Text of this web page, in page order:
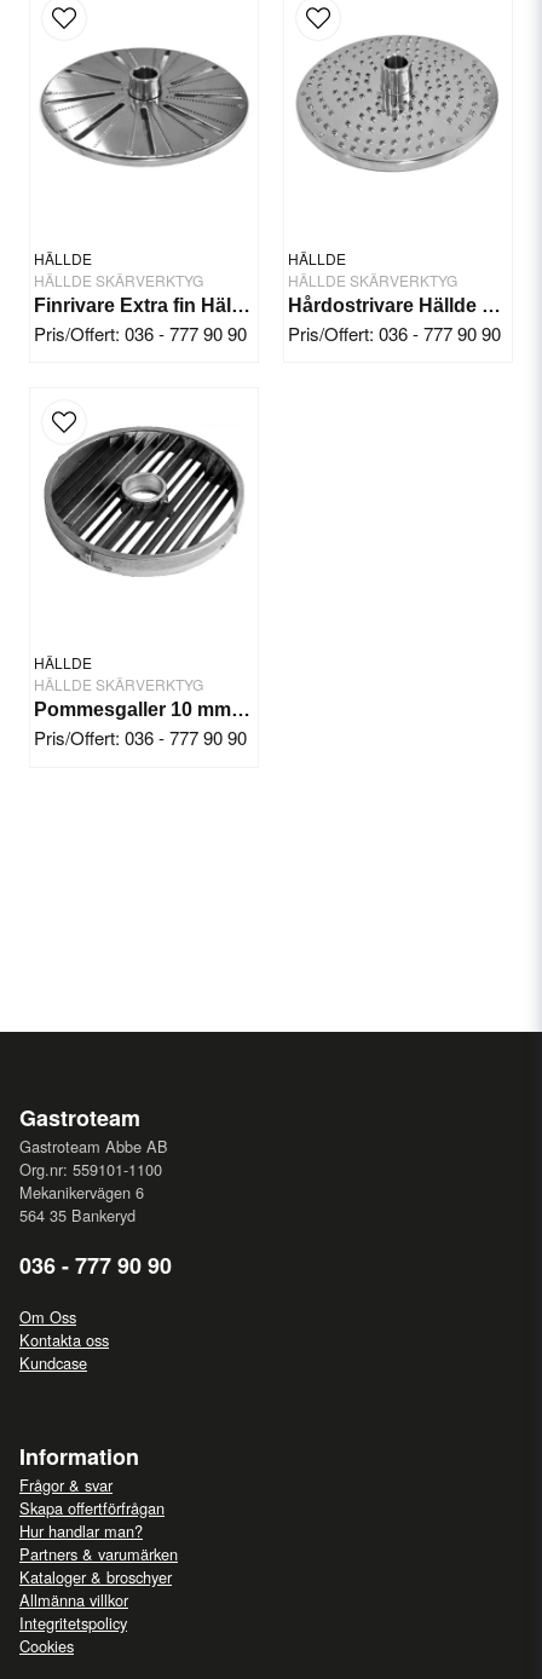
HÄLLDE
HÄLLDE SKÄRVERKTYG
Finrivare Extra fin Hällde RG-300i/350/400
Pris/Offert: 036 - 777 90 90
HÄLLDE
HÄLLDE SKÄRVERKTYG
Hårdostrivare Hällde RG-7/200/250
Pris/Offert: 036 - 777 90 90
HÄLLDE
HÄLLDE SKÄRVERKTYG
Pommesgaller 10 mm Hällde RG-350/300i/400/400i
Pris/Offert: 036 - 777 90 90
email
Email
Yes, you can publish my question.
Gastroteam
Gastroteam Abbe AB
Org.nr: 559101-1100
Mekanikervägen 6
564 35 Bankeryd
036 - 777 90 90
Om Oss
Kontakta oss
Kundcase
Information
Frågor & svar
Skapa offertförfrågan
Hur handlar man?
Partners & varumärken
Kataloger & broschyer
Allmänna villkor
Integritetspolicy
Cookies